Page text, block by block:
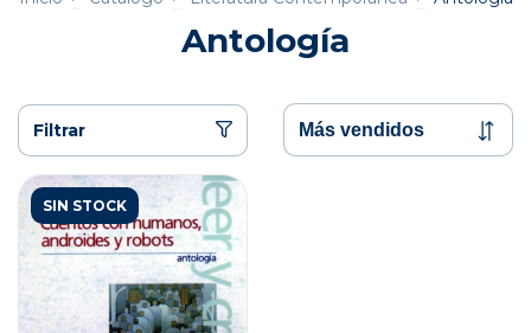
Antología
Filtrar
SIN STOCK